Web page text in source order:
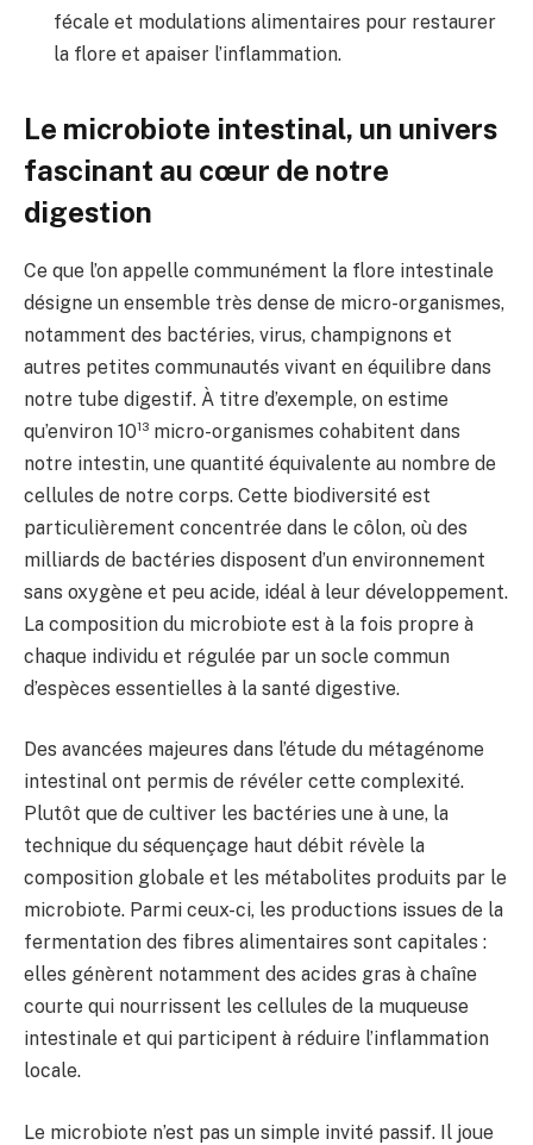
fécale et modulations alimentaires pour restaurer
la flore et apaiser l’inflammation.
Le microbiote intestinal, un univers
fascinant au cœur de notre
digestion
Ce que l’on appelle communément la flore intestinale
désigne un ensemble très dense de micro-organismes,
notamment des bactéries, virus, champignons et
autres petites communautés vivant en équilibre dans
notre tube digestif. À titre d’exemple, on estime
qu’environ 10¹³ micro-organismes cohabitent dans
notre intestin, une quantité équivalente au nombre de
cellules de notre corps. Cette biodiversité est
particulièrement concentrée dans le côlon, où des
milliards de bactéries disposent d’un environnement
sans oxygène et peu acide, idéal à leur développement.
La composition du microbiote est à la fois propre à
chaque individu et régulée par un socle commun
d’espèces essentielles à la santé digestive.
Des avancées majeures dans l’étude du métagénome
intestinal ont permis de révéler cette complexité.
Plutôt que de cultiver les bactéries une à une, la
technique du séquençage haut débit révèle la
composition globale et les métabolites produits par le
microbiote. Parmi ceux-ci, les productions issues de la
fermentation des fibres alimentaires sont capitales :
elles génèrent notamment des acides gras à chaîne
courte qui nourrissent les cellules de la muqueuse
intestinale et qui participent à réduire l’inflammation
locale.
Le microbiote n’est pas un simple invité passif. Il joue